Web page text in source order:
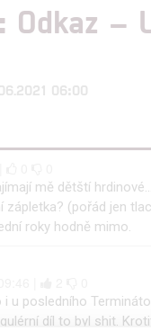
–
06:00
mě dětští
zápletka? (pořád jen
roky hodně mimo.
i u posledního
díl to byl shit.